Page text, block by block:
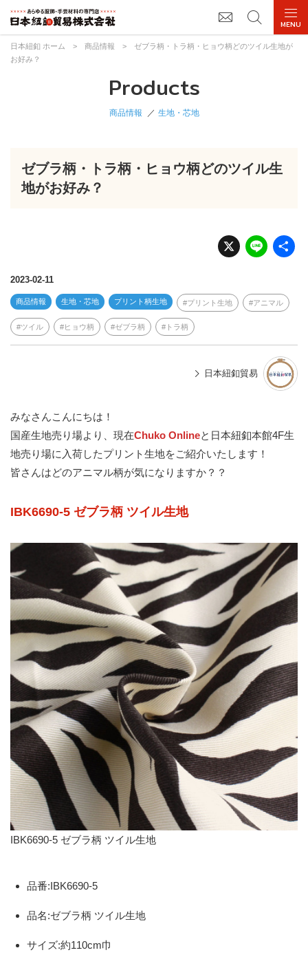
日本紐釦 ホーム > 商品情報 >
ゼブラ柄・トラ柄・ヒョウ柄どのツイル生地が
お好み？
Products
商品情報 生地・芯地
ゼブラ柄・トラ柄・ヒョウ柄どのツイル生
地がお好み？
X Li
n
2023-02-11
商品情報 生地・芯地 プリント柄生地 プリント生地 アニマル
ツイル ヒョウ柄 ゼブラ柄 トラ柄
日本紐釦貿易
みなさんこんにちは！
国産生地売り場より、現在Chuko Onlineと日本紐釦本館4F生
地売り場に入荷したプリント生地をご紹介いたします！
皆さんはどのアニマル柄が気になりますか？？
IBK6690-5 ゼブラ柄 ツイル生地
IBK6690-5 ゼブラ柄 ツイル生地
品番:IBK6690-5
品名:ゼブラ柄 ツイル生地
サイズ:約110cm巾